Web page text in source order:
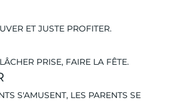
ET JUSTE PROFITER.
PRISE, FAIRE LA FÊTE.
S'AMUSENT, LES PARENTS SE